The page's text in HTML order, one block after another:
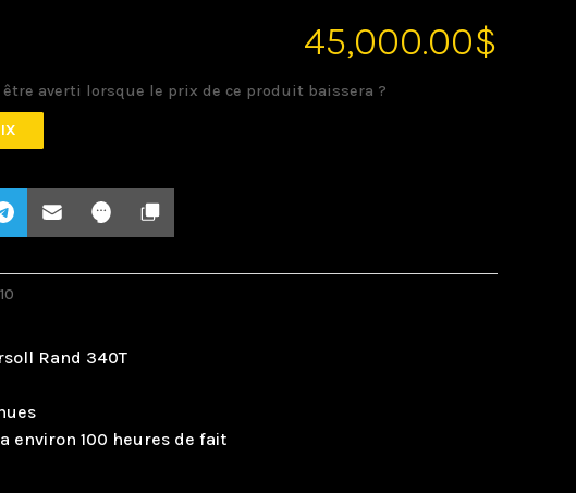
45,000.00$
averti lorsque le prix de ce produit baissera ?
Rand 340T
environ 100 heures de fait